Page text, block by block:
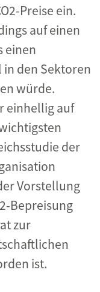
Preise ein.
auf einen
einen
in den Sektoren
würde.
einhellig auf
der
Vorstellung
Bepreisung
zur
ist.